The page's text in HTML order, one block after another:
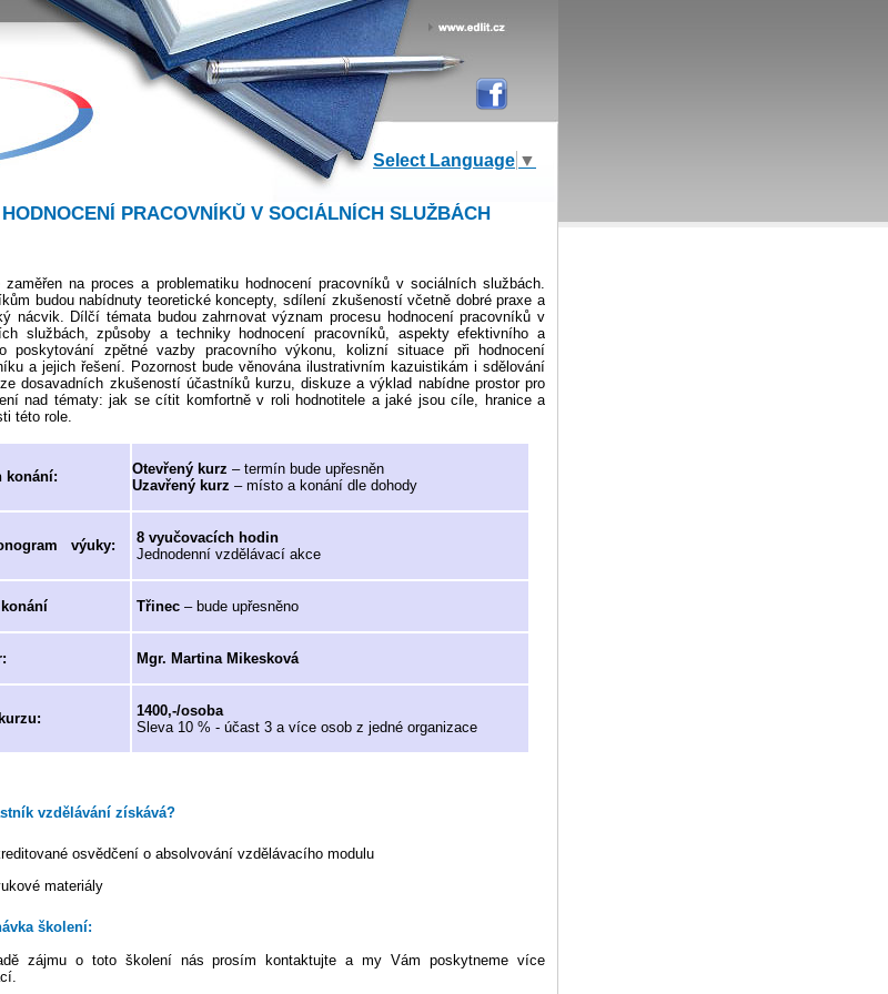
www.edlit.cz
Select Language ▼
HODNOCENÍ PRACOVNÍKŮ V SOCIÁLNÍCH SLUŽBÁCH
zaměřen na proces a problematiku hodnocení pracovníků v sociálních službách.
budou nabídnuty teoretické koncepty, sdílení zkušeností včetně dobré praxe a
nácvik. Dílčí témata budou zahrnovat význam procesu hodnocení pracovníků v
službách, způsoby a techniky hodnocení pracovníků, aspekty efektivního a
poskytování zpětné vazby pracovního výkonu, kolizní situace při hodnocení
a jejich řešení. Pozornost bude věnována ilustrativním kazuistikám i sdělování
dosavadních zkušeností účastníků kurzu, diskuze a výklad nabídne prostor pro
nad tématy: jak se cítit komfortně v roli hodnotitele a jaké jsou cíle, hranice a
této role.
konání: Otevřený kurz – termín bude upřesněn
Uzavřený kurz – místo a konání dle dohody
výuky:
8 vyučovacích hodin
Jednodenní vzdělávací akce
Třinec – bude upřesněno
Mgr. Martina Mikesková
1400,-/osoba
Sleva 10 % - účast 3 a více osob z jedné organizace
vzdělávání získává?
osvědčení o absolvování vzdělávacího modulu
materiály
školení:
zájmu o toto školení nás prosím kontaktujte a my Vám poskytneme více